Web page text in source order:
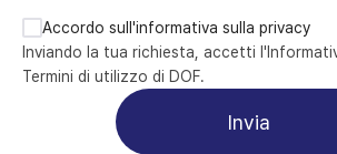
Accordo sull'informativa sulla privacy
Inviando la tua richiesta, accetti
Termini di utilizzo di DOF.
Invia